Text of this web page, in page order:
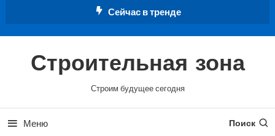
Сейчас в тренде
Строительная зона
Строим будущее сегодня
Меню Поиск